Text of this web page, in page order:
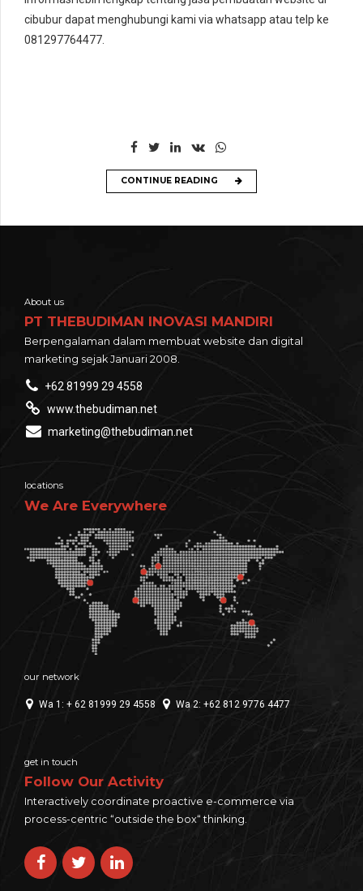
cibubur dapat menghubungi kami via whatsapp atau telp ke
081297764477.
CONTINUE READING
About us
PT THEBUDIMAN INOVASI MANDIRI
Berpengalaman dalam membuat website dan digital
marketing sejak Januari 2008.
+62 81999 29 4558
www.thebudiman.net
marketing@thebudiman.net
locations
We Are Everywhere
our network
Wa 1: + 62 81999 29 4558 Wa 2: +62 812 9776 4477
get in touch
Follow Our Activity
Interactively coordinate proactive e-commerce via
process-centric “outside the box“ thinking.